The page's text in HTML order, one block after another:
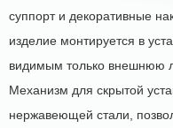
суппорт и декоративные
изделие монтируется в
видимым только внешнюю
Механизм для скрытой
нержавеющей стали,